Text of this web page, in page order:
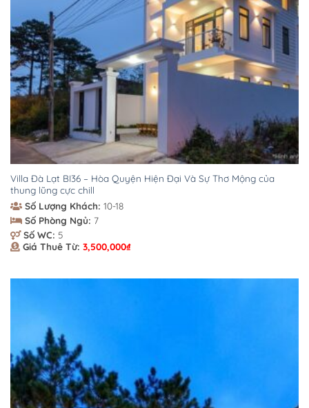
Villa Đà Lạt BI36 – Hòa Quyện Hiện Đại Và Sự Thơ Mộng của
thung lũng cực chill
Số Lượng Khách: 10-18
Số Phòng Ngủ: 7
Số WC: 5
Giá Thuê Từ: 3,500,000₫